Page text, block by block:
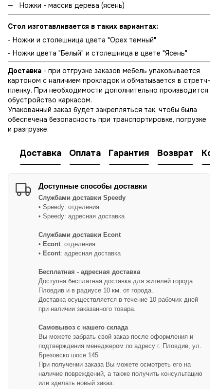
Ножки - массив дерева (ясень)
Стол изготавливается в таких вариантах:
- Ножки и столешница цвета "Орех темный"
- Ножки цвета "Белый" и столешница в цвете "Ясень"
Доставка - при отгрузке заказов мебель упаковывается
картоном с наличием прокладок и обматывается в стретч-
пленку. При необходимости дополнительно производится
обустройство каркасом.
Упакованный заказ будет закрепляться так, чтобы была
обеспечена безопасность при транспортировке, погрузке
и разгрузке.
Доставка Оплата Гарантия Возврат
Доступные способы доставки
Службами доставки Speedy
• Speedy: отделения
• Speedy: адресная доставка
Службами доставки Econt
• Econt: отделения
• Econt: адресная доставка
Бесплатная - адресная доставка
Доступна бесплатная доставка для жителей города
Пловдив и в радиусе 10 км. от города.
Доставка осуществляется в течение 10 рабочих дней
при наличии заказанного товара.
Самовывоз с нашего склада
Вы можете забрать свой заказ после оформления и
подтверждения менеджером по адресу г. Пловдив, ул.
Брезовско шосе 145
При получении заказа Вы можете осмотреть его на
наличие повреждений, а также получить консультацию
или зделать новый заказ.